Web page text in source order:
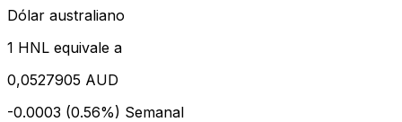
Dólar australiano
1 HNL equivale a
0,0527905 AUD
-0.0003 (0.56%) Semanal